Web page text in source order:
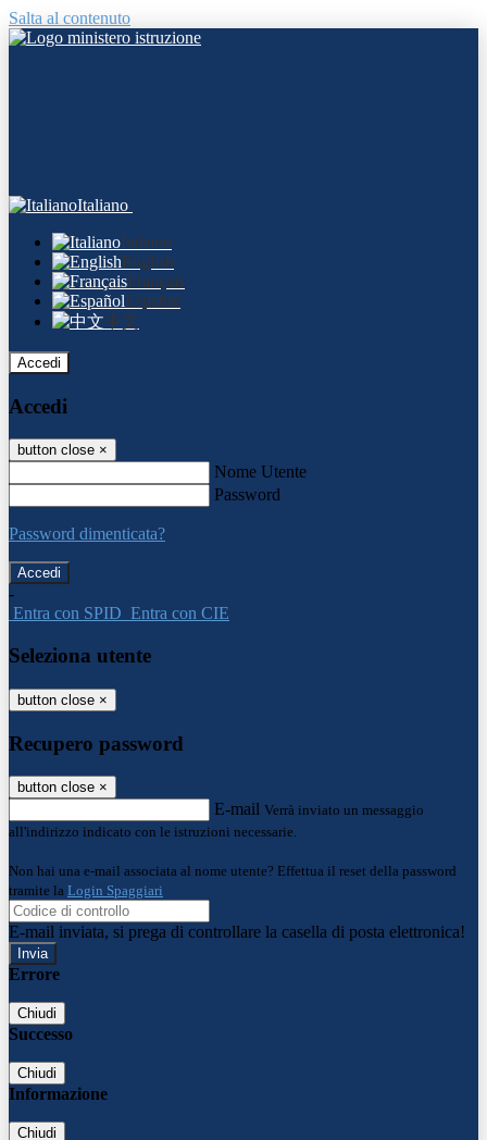
Salta al contenuto
Italiano
Italiano
English
Français
Español
中文
Accedi
Accedi
button close ×
Nome Utente
Password
Password dimenticata?
-
Entra con SPID Entra con CIE
Seleziona utente
button close ×
Recupero password
button close ×
E-mail Verrà inviato un messaggio
all'indirizzo indicato con le istruzioni necessarie.
Non hai una e-mail associata al nome utente? Effettua il reset della password
tramite la Login Spaggiari
E-mail inviata, si prega di controllare la casella di posta elettronica!
Errore
Chiudi
Successo
Chiudi
Informazione
Chiudi